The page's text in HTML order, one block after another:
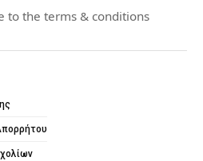
to the terms & conditions